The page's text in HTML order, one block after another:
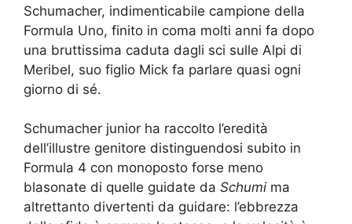
Schumacher, indimenticabile campione della
Formula Uno, finito in coma molti anni fa dopo
una bruttissima caduta dagli sci sulle Alpi di
Meribel, suo figlio Mick fa parlare quasi ogni
giorno di sé.
Schumacher junior ha raccolto l’eredità
dell’illustre genitore distinguendosi subito in
Formula 4 con monoposto forse meno
blasonate di quelle guidate da Schumi ma
altrettanto divertenti da guidare: l’ebbrezza